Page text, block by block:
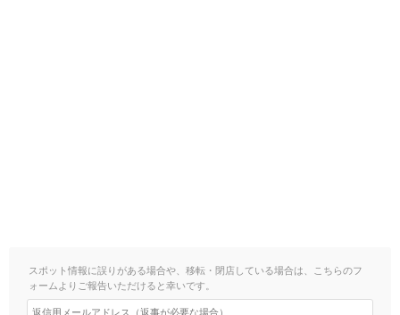
スポット情報に誤りがある場合や、移転・閉店している場合は、こちらのフ
ォームよりご報告いただけると幸いです。